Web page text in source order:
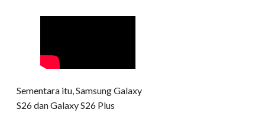
Sementara itu, Samsung Galaxy
S26 dan Galaxy S26 Plus